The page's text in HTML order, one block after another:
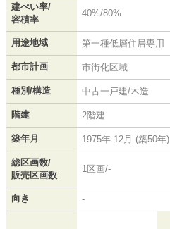
建ぺい率/
容積率
40%/80%
用途地域 第一種低層住居専用
都市計画 市街化区域
種別/構造 中古一戸建/木造
階建 2階建
築年月 1975年 12月 (築50年)
総区画数/
販売区画数
1区画/-
向き -